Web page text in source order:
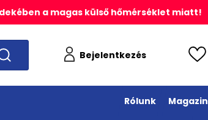
a magas külső hőmérséklet miatt!
Bejelentkezés
Rólunk Magazin